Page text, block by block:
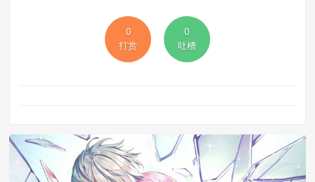
0
打赏
0
吐槽